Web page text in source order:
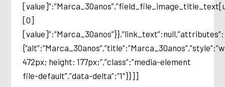
[0]
[value]”:”Marca_30anos”}},”link_text”:null,”attributes”:
472px; height: 177px;”,”class”:”media-element
file-default”,”data-delta”:”1″}}]]